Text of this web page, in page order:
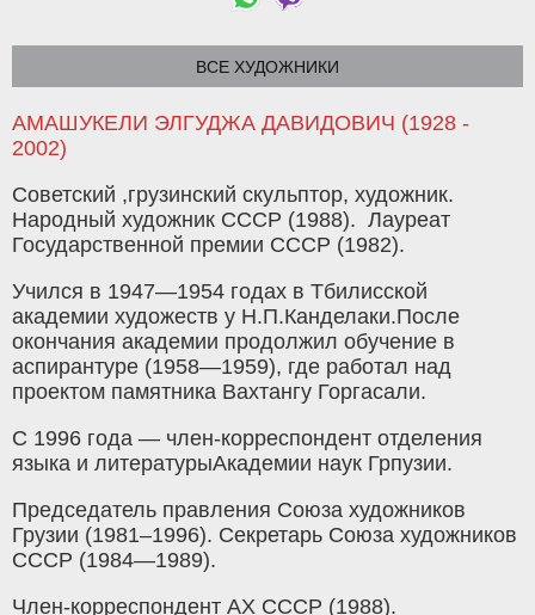
ВСЕ ХУДОЖНИКИ
АМАШУКЕЛИ ЭЛГУДЖА ДАВИДОВИЧ (1928 -
2002)
Советский ,грузинский скульптор, художник.
Народный художник СССР (1988). Лауреат
Государственной премии СССР (1982).
Учился в 1947—1954 годах в Тбилисской
академии художеств у Н.П.Канделаки.После
окончания академии продолжил обучение в
аспирантуре (1958—1959), где работал над
проектом памятника Вахтангу Горгасали.
С 1996 года — член-корреспондент отделения
языка и литературыАкадемии наук Грпузии.
Председатель правления Союза художников
Грузии (1981–1996). Секретарь Союза художников
СССР (1984—1989).
Член-корреспондент АХ СССР (1988).